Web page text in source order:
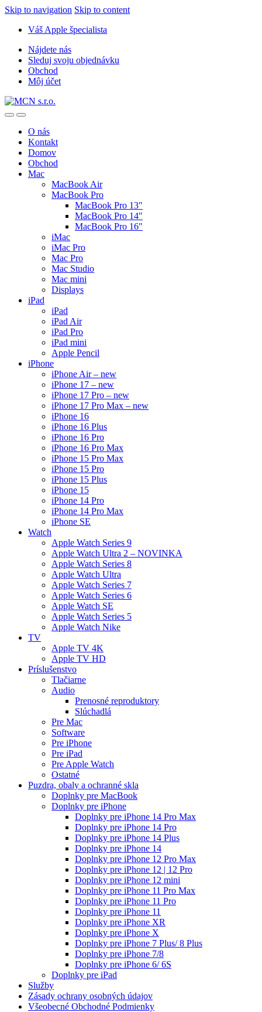
Skip to navigation Skip to content
Váš Apple špecialista
Nájdete nás
Sleduj svoju objednávku
Obchod
Môj účet
O nás
Kontakt
Domov
Obchod
Mac
MacBook Air
MacBook Pro
MacBook Pro 13″
MacBook Pro 14″
MacBook Pro 16″
iMac
iMac Pro
Mac Pro
Mac Studio
Mac mini
Displays
iPad
iPad
iPad Air
iPad Pro
iPad mini
Apple Pencil
iPhone
iPhone Air – new
iPhone 17 – new
iPhone 17 Pro – new
iPhone 17 Pro Max – new
iPhone 16
iPhone 16 Plus
iPhone 16 Pro
iPhone 16 Pro Max
iPhone 15 Pro Max
iPhone 15 Pro
iPhone 15 Plus
iPhone 15
iPhone 14 Pro
iPhone 14 Pro Max
iPhone SE
Watch
Apple Watch Series 9
Apple Watch Ultra 2 – NOVINKA
Apple Watch Series 8
Apple Watch Ultra
Apple Watch Series 7
Apple Watch Series 6
Apple Watch SE
Apple Watch Series 5
Apple Watch Nike
TV
Apple TV 4K
Apple TV HD
Príslušenstvo
Tlačiarne
Audio
Prenosné reproduktory
Slúchadlá
Pre Mac
Software
Pre iPhone
Pre iPad
Pre Apple Watch
Ostatné
Puzdra, obaly a ochranné skla
Doplnky pre MacBook
Doplnky pre iPhone
Doplnky pre iPhone 14 Pro Max
Doplnky pre iPhone 14 Pro
Doplnky pre iPhone 14 Plus
Doplnky pre iPhone 14
Doplnky pre iPhone 12 Pro Max
Doplnky pre iPhone 12 | 12 Pro
Doplnky pre iPhone 12 mini
Doplnky pre iPhone 11 Pro Max
Doplnky pre iPhone 11 Pro
Doplnky pre iPhone 11
Doplnky pre iPhone XR
Doplnky pre iPhone X
Doplnky pre iPhone 7 Plus/ 8 Plus
Doplnky pre iPhone 7/8
Doplnky pre iPhone 6/ 6S
Doplnky pre iPad
Služby
Zásady ochrany osobných údajov
Všeobecné Obchodné Podmienky